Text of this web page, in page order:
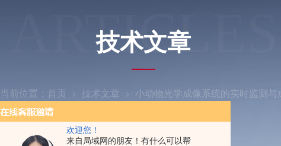
欢迎您！
来自局域网的朋友！有什么可以帮
ARTICLES
技术文章
当前位置： 首页 技术文章 小动物光学成像系统的实时监测与